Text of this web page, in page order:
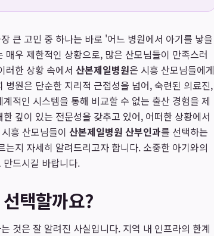
큰 고민 중 하나는 바로 '어느 병원에서 아기를 낳을
우 제한적인 상황으로, 많은 산모님들이 만족스러
러한 상황 속에서 산본제일병원은 시흥 산모님들에게
원은 단순한 지리적 근접성을 넘어, 숙련된 의료진,
적인 시스템을 통해 비교할 수 없는 출산 경험을 제
한 깊이 있는 전문성을 갖추고 있어, 어떠한 상황에서
흥 산모님들이 산본제일병원 산부인과를 선택하는
는지 자세히 알려드리고자 합니다. 소중한 아기와의
드시길 바랍니다.
택할까요?
것은 잘 알려진 사실입니다. 지역 내 인프라의 한계